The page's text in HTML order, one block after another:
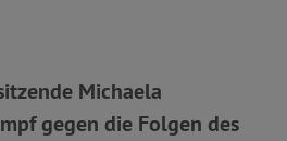
Michaela
gegen die Folgen des